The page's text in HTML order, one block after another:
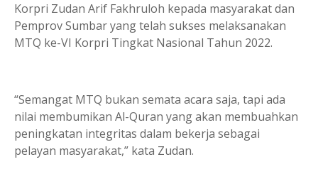
Korpri Zudan Arif Fakhruloh kepada masyarakat dan
Pemprov Sumbar yang telah sukses melaksanakan
MTQ ke-VI Korpri Tingkat Nasional Tahun 2022.
“Semangat MTQ bukan semata acara saja, tapi ada
nilai membumikan Al-Quran yang akan membuahkan
peningkatan integritas dalam bekerja sebagai
pelayan masyarakat,” kata Zudan.